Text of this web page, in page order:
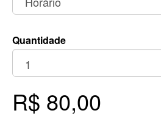
Quantidade
R$ 80,00